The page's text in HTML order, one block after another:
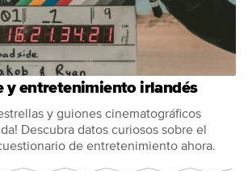
y entretenimiento irlandés
y guiones cinematográficos
Descubra datos curiosos sobre el
de entretenimiento ahora.